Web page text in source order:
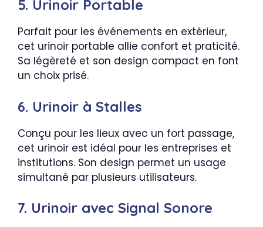
5. Urinoir Portable
Parfait pour les événements en extérieur,
cet urinoir portable allie confort et praticité.
Sa légèreté et son design compact en font
un choix prisé.
6. Urinoir à Stalles
Conçu pour les lieux avec un fort passage,
cet urinoir est idéal pour les entreprises et
institutions. Son design permet un usage
simultané par plusieurs utilisateurs.
7. Urinoir avec Signal Sonore